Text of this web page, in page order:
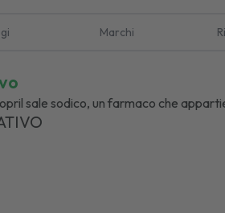
Marchi
sale sodico, un farmaco che